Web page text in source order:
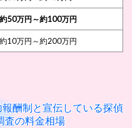
約50万円～約100万円
約10万円～約200万円
酬制と宣伝している探偵
査の料金相場